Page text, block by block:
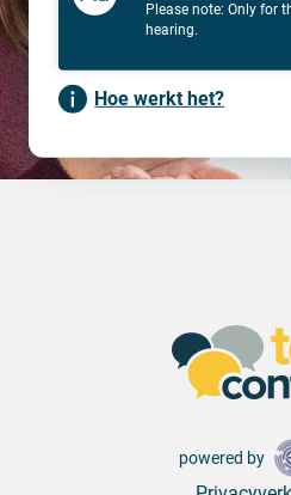
Please note: Only for
hearing.
Hoe werkt het?
powered by